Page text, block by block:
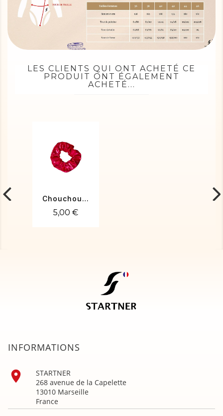
LES CLIENTS QUI ONT ACHETÉ CE
PRODUIT ONT ÉGALEMENT
ACHETÉ...
Chouchou poudré fuchsia
5,00 €
INFORMATIONS

STARTNER
268 avenue de la Capelette
13010 Marseille
France